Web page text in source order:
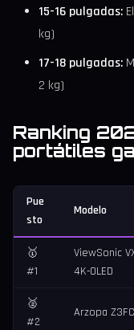
15-16 pulgadas:
kg)
17-18 pulgadas:
2 kg)
Ranking
portátiles
Pue
sto
Modelo
🥇
#1
ViewSonic
4K-OLED
🥈
#2
Arzopa Z3FC